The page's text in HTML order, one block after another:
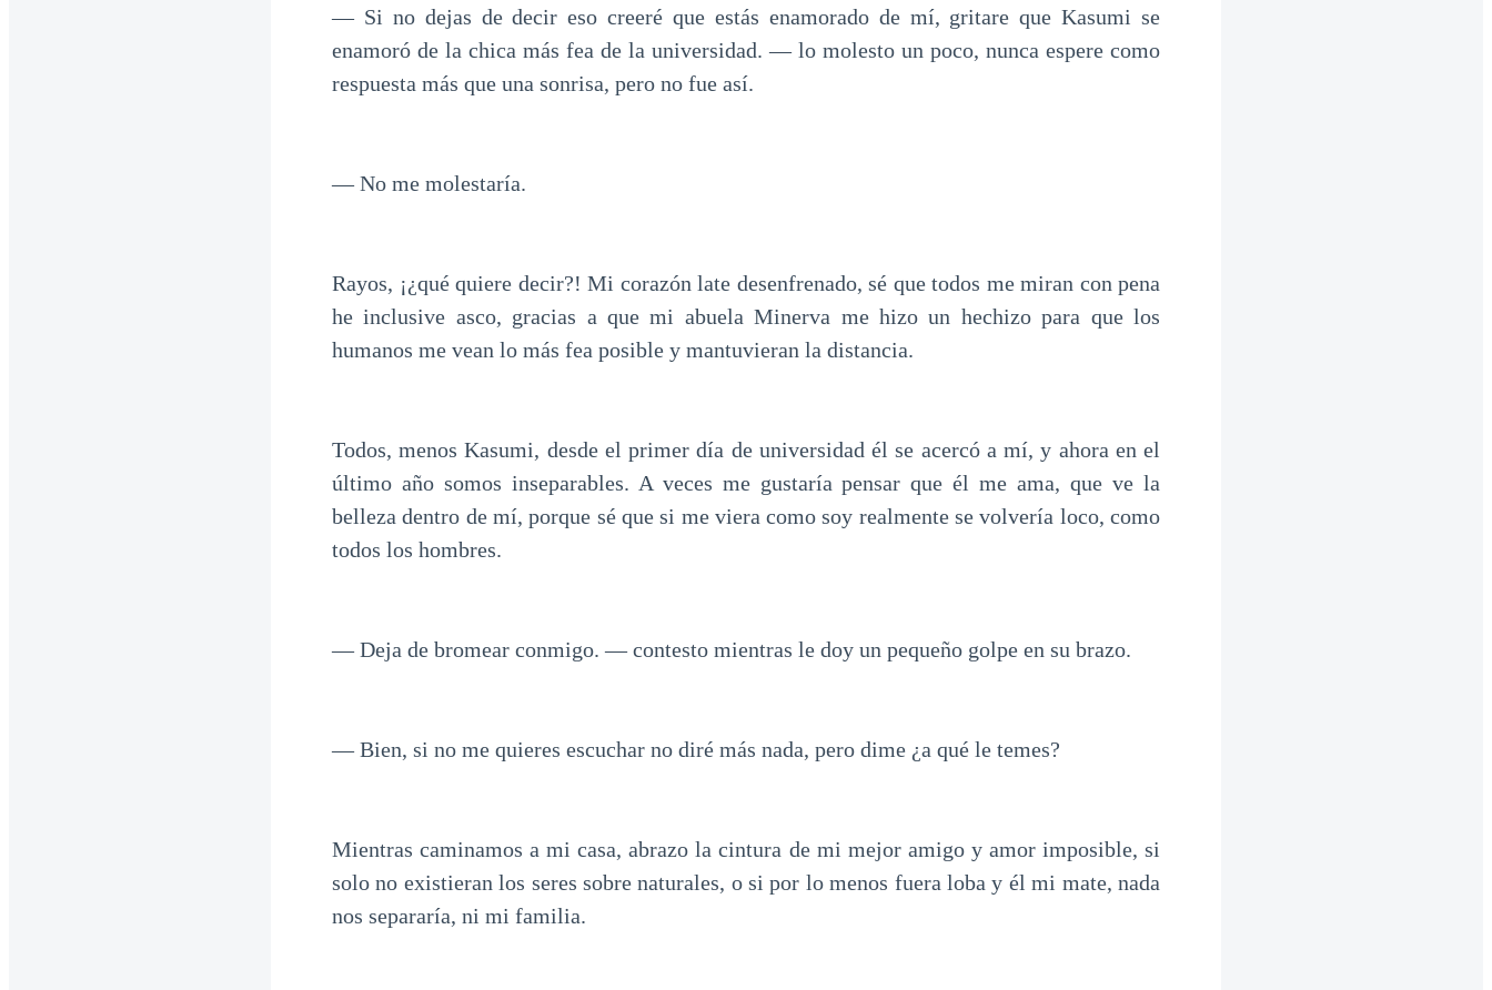
— Si no dejas de decir eso creeré que estás enamorado de mí, gritare que Kasumi se
enamoró de la chica más fea de la universidad. — lo molesto un poco, nunca espere como
respuesta más que una sonrisa, pero no fue así.
— No me molestaría.
Rayos, ¡¿qué quiere decir?! Mi corazón late desenfrenado, sé que todos me miran con pena
he inclusive asco, gracias a que mi abuela Minerva me hizo un hechizo para que los
humanos me vean lo más fea posible y mantuvieran la distancia.
Todos, menos Kasumi, desde el primer día de universidad él se acercó a mí, y ahora en el
último año somos inseparables. A veces me gustaría pensar que él me ama, que ve la
belleza dentro de mí, porque sé que si me viera como soy realmente se volvería loco, como
todos los hombres.
— Deja de bromear conmigo. — contesto mientras le doy un pequeño golpe en su brazo.
— Bien, si no me quieres escuchar no diré más nada, pero dime ¿a qué le temes?
Mientras caminamos a mi casa, abrazo la cintura de mi mejor amigo y amor imposible, si
solo no existieran los seres sobre naturales, o si por lo menos fuera loba y él mi mate, nada
nos separaría, ni mi familia.